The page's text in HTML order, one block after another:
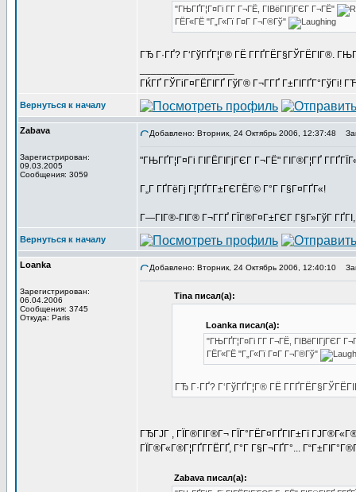
"ГЊГҐГ¦Г¤Гі Г­Г Г¬ГЁ, ГІВёГІГјГЄГ Г¬ГЁ"
ГЁГ«ГЁ "Г„Г«Гї Г¤Г Г¬Г®Гў"
ГЂ Г·ГҐ? Г‘ГўГҐГ¦Г® ГЁ Г­ГҐГЁГ§ГЎГЁГІГ®.
ГЌГҐ ГЎГіГ¤ГЁГІГҐ ГўГ® Г¬Г­ГҐ Г±ГІГҐГ°ГўГі!
Вернуться к началу
Zabava
Зарегистрирован:
09.03.2005
Сообщения: 3059
Добавлено: Вторник, 24 Октябрь 2006, 12:37:48
"ГЊГҐГ¦Г¤Гі ГІГЁГІГјГЄГ Г¬ГЁ" ГІГ®Г¦ГҐ
Г„Г ГҐГёГј Г¦ГҐГ­Г±ГЄГЁГ© Г°Г Г§Г¤ГҐГ«!
Г—ГІГ®-ГІГ® Г¬Г­ГҐ ГЇГ®Г¤Г±ГЄГ Г§Г»ГўГ
Вернуться к началу
Loanka
Зарегистрирован:
06.04.2006
Сообщения: 3745
Откуда: Paris
Добавлено: Вторник, 24 Октябрь 2006, 12:40:10
Tina писал(а):
Loanka писал(а):
"ГЊГҐГ¦Г¤Гі Г­Г Г¬ГЁ, ГІВёГІГјГЄГ
ГЁГ«ГЁ "Г„Г«Гї Г¤Г Г¬Г®Гў"
ГЂ Г·ГҐ? Г‘ГўГҐГ¦Г® ГЁ
ГЂГЈГ , ГЇГ®ГІГ®Г¬ ГЇГ°ГЁГ¤ГҐГІГ±Гї
ГЇГ®Г«Г®Г¦ГҐГ­ГЁГҐ, Г°Г Г§Г¬ГҐГ°...
Zabava писал(а):